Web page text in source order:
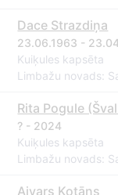
Dace Strazdiņa
23.06.1963 -
Kuiķules kapsēta
Limbažu novads:
Rita Pogule
? - 2024
Kuiķules kapsēta
Limbažu novads:
Aivars Kotāns